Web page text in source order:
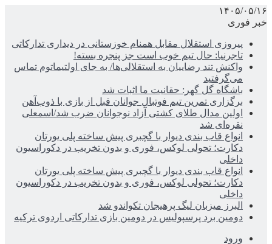
۱۴۰۵/۰۵/۱۶
خبر فوری
پیروزی استقلال مقابل همنام خوزستانی در دیداری تدارکاتی
تاجرنیا: حال تیم خوب است جز پنجره بسته!
واکنش تند رضاییان به استقلالی‌ها/ به جای اولتیماتوم تماس
می‌گرفتید
باشگاه گل گهر: حقانیت ما اثبات شد
برگزاری تمرین تیم فوتبال جوانان قبل از بازی با ذوب‌آهن
اولین مدال طلای کشتی آزاد نوجوانان ضرب شد/اسمعلی
نقره‌ای شد
انواع قاب بندی دیوار با گچبری پیش ساخته پلی یورتان
دکارت؛ تحولی لوکس، فوری و بدون تخریب در دکوراسیون
داخلی
انواع قاب بندی دیوار با گچبری پیش ساخته پلی یورتان
دکارت؛ تحولی لوکس، فوری و بدون تخریب در دکوراسیون
داخلی
البرز میزبان لیگ پرهیجان تکواندو شد
دومین برد پرسپولیس در دومین بازی تدارکاتی اردوی ترکیه
ورود